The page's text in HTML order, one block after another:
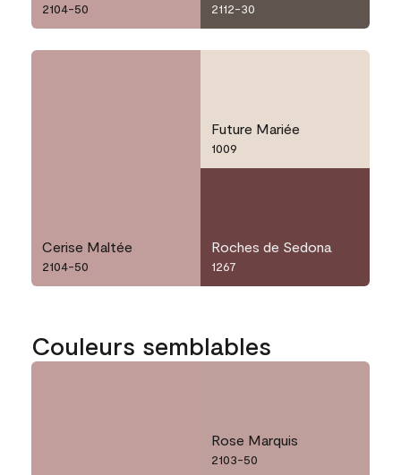
2104-50 2112-30
Cerise Maltée
2104-50
Future Mariée
1009
Roches de Sedona
1267
Couleurs semblables
Rose Marquis
2103-50